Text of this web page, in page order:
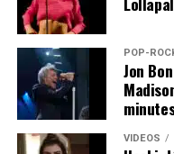
POP-
Jon
VIDEOS